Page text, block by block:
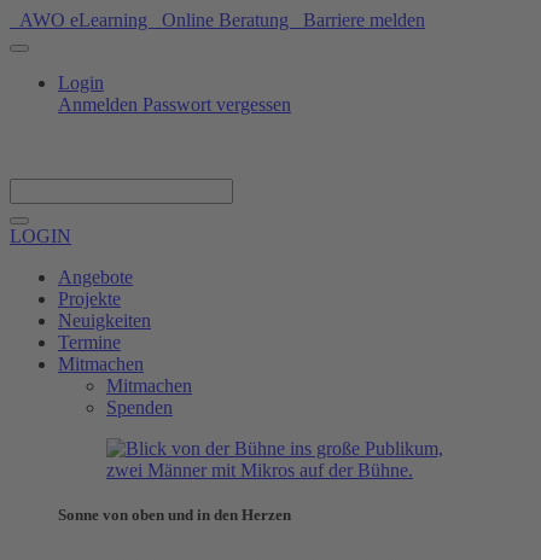
AWO eLearning Online Beratung Barriere melden
Login
Anmelden Passwort vergessen
LOGIN
Angebote
Projekte
Neuigkeiten
Termine
Mitmachen
Mitmachen
Spenden
Sonne von oben und in den Herzen